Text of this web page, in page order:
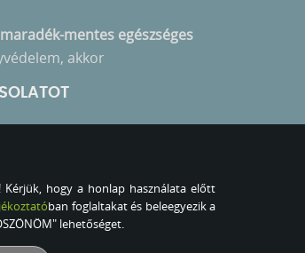
mentes egészséges
akkor
hogy a honlap használata előtt
ban foglaltakat és beleegyezik a
lehetőséget.